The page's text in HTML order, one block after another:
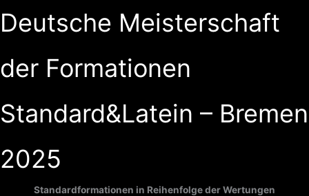
Inhalt
Deutsche Meisterschaft
der Formationen
Standard&Latein – Bremen
2025
Standardformationen in Reihenfolge der Wertungen